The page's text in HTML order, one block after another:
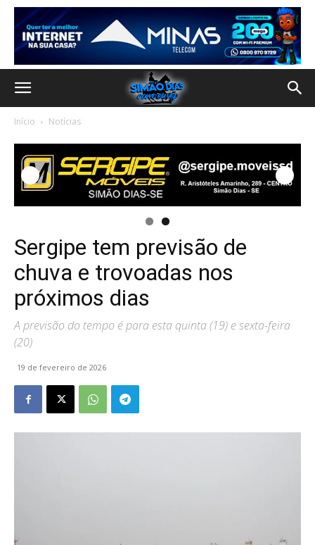
Início Notícias
Sergipe tem previsão de
chuva e trovoadas nos
próximos dias
A previsão do tempo é para esta quinta (19) e sexta-feira
(20)
19 de fevereiro de 2026